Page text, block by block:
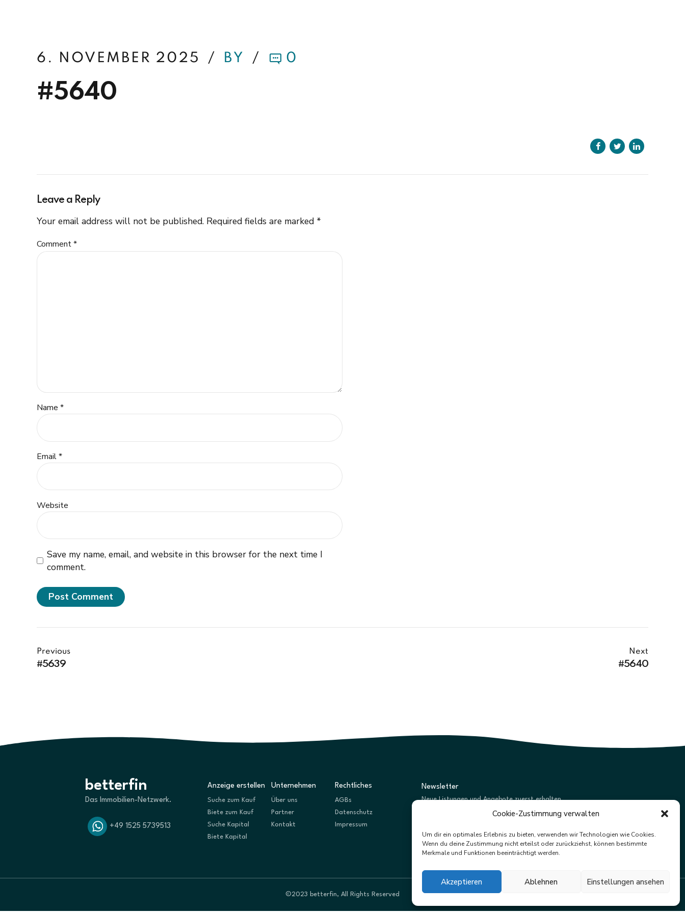
Cookie-Zustimmung verwalten
Um dir ein optimales Erlebnis zu bieten, verwenden wir Technologien wie Cookies.
Wenn du deine Zustimmung nicht erteilst oder zurückziehst, können bestimmte
Merkmale und Funktionen beeinträchtigt werden.
Akzeptieren Ablehnen Einstellungen ansehen
6. NOVEMBER 2025 BY 0
#5640
Leave a Reply
Your email address will not be published. Required fields are marked *
Comment*
Name *
Email *
Website
Save my name, email, and website in this browser for the next time I
comment.
Post Comment
Previous
#5639
Next
#5640
betterfin
Das Immobilien-Netzwerk.
+49 1525 5739513
Anzeige erstellen
Suche zum Kauf
Biete zum Kauf
Suche Kapital
Biete Kapital
Unternehmen
Über uns
Partner
Kontakt
Rechtliches
AGBs
Datenschutz
Impressum
Newsletter
Neue Listungen und Angebote zuerst erhalten.
Abonnieren
©2023 betterfin, All Rights Reserved